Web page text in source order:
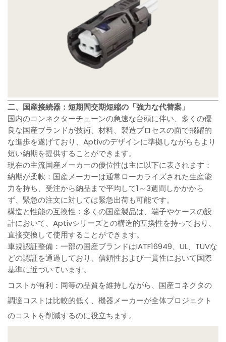
二、国産接続器：短期間交期短縮の「強力な代替案」
国内のコンネクターチェーンの急速な台頭に伴い、多くの優
良な国産ブランドが技術、材料、製造プロセスの面で飛躍的
な進歩を遂げており、Aptivのデザインに準拠しながらもより
短い納期を提供することができます。
現在の主流国産メーカーの優位性は主に以下に表されます：
納期が柔軟：国産メーカーは通常ローカライズされた生産能
力を持ち、受注から納品まで平均して1～3週間しかかから
ず、緊急の注文に対しては緊急出荷も可能です。
構造と性能の互換性：多くの国産製品は、端子やケースの設
計において、Aptivシリーズとの構造的互換性を持っており、
直接交換して使用することができます。
車規認証整備：一部の国産ブランドはIATF16949、UL、TUVな
どの認証を通過しており、信頼性および一貫性において国際
基準に近づいています。
コストが有利：同等の品質を維持しながら、国産コネクタの
調達コストは比較的低く、機器メーカーが全体プロジェクト
のコストを削減するのに役立ちます。